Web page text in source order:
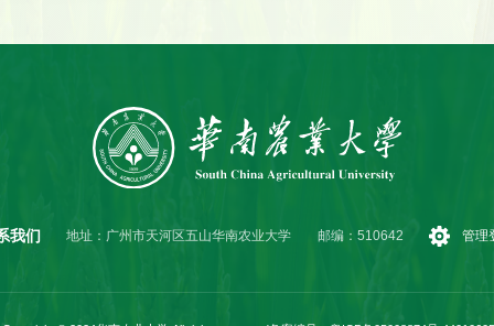
我们 地址：广州市天河区五山华南农业大学 邮编：510642 管理